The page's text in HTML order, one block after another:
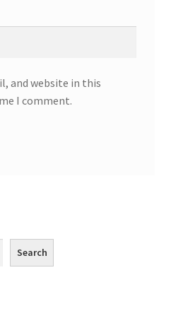
and website in this
I comment.
Search